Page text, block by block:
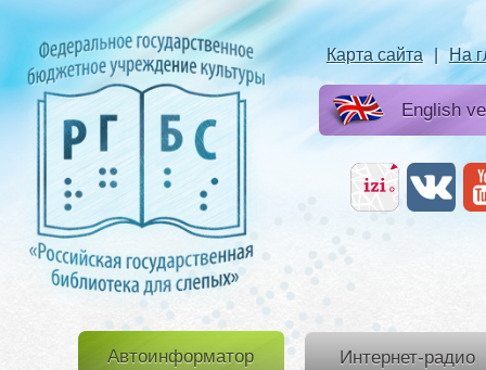
Карта сайта | На
English
Автоинформатор Интернет-радио